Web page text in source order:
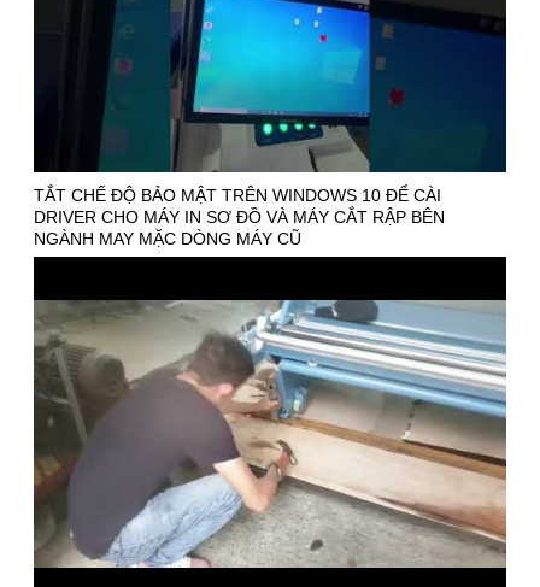
TẮT CHẾ ĐỘ BẢO MẬT TRÊN WINDOWS 10 ĐỂ CÀI
DRIVER CHO MÁY IN SƠ ĐỒ VÀ MÁY CẮT RẬP BÊN
NGÀNH MAY MẶC DÒNG MÁY CŨ